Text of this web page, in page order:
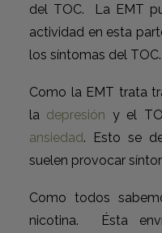
del TOC. La EMT
actividad en esta
los síntomas del TOC.
Como la EMT trata
la depresión y el
ansiedad. Esto se
suelen provocar
Como todos
nicotina. Ésta